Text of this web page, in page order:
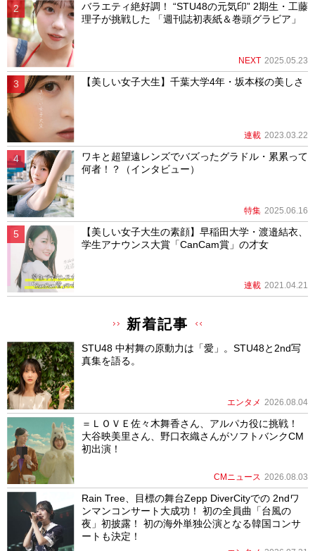
バラエティ絶好調！ “STU48の元気印” 2期生・工藤
理子が挑戦した 「週刊誌初表紙＆巻頭グラビア」
NEXT 2025.05.23
【美しい女子大生】千葉大学4年・坂本桜の美しさ
連載 2023.03.22
ワキと超望遠レンズでバズったグラドル・累累って
何者！？（インタビュー）
特集 2025.06.16
【美しい女子大生の素顔】早稲田大学・渡邉結衣、
学生アナウンス大賞「CanCam賞」の才女
連載 2021.04.21
新着記事
STU48 中村舞の原動力は「愛」。STU48と2nd写
真集を語る。
エンタメ 2026.08.04
＝ＬＯＶＥ佐々木舞香さん、アルパカ役に挑戦！
大谷映美里さん、野口衣織さんがソフトバンクCM
初出演！
CMニュース 2026.08.03
Rain Tree、目標の舞台Zepp DiverCityでの 2ndワ
ンマンコンサート大成功！ 初の全員曲「台風の
夜」初披露！ 初の海外単独公演となる韓国コンサ
ートも決定！